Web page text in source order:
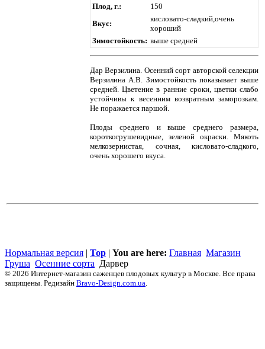
Плод, г.:
150
Вкус:
кисловато-сладкий,очень
хороший
Зимостойкость: выше средней
Дар Верзилина. Осенний сорт авторской селекции
Верзилина А.В. Зимостойкость показывает выше
средней. Цветение в ранние сроки, цветки слабо
устойчивы к весенним возвратным заморозкам.
Не поражается паршой.
Плоды среднего и выше среднего размера,
короткогрушевидные, зеленой окраски. Мякоть
мелкозернистая, сочная, кисловато-сладкого,
очень хорошего вкуса.
Нормальная версия | Top | You are here: Главная Магазин
Груша Осенние сорта Дарвер
© 2026 Интернет-магазин саженцев плодовых культур в Москве. Все права
защищены. Редизайн Bravo-Design.com.ua